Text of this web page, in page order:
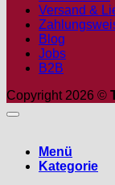
Versand &
Blog
Jobs
B2B
Copyright 2026 ©
Menü
Kategorie